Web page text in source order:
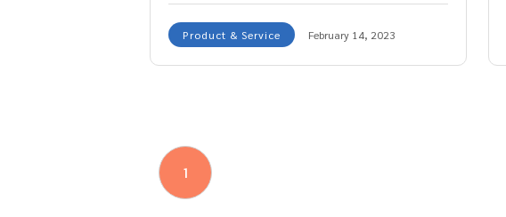
Product & Service February 14, 2023
1